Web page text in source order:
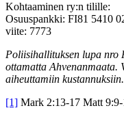
Kohtaaminen ry:n tilille:
Osuuspankki: FI81 5410
viite: 7773
Poliisihallituksen lupa nro
ottamatta Ahvenanmaata.
aiheuttamiin kustannuksiin.
[1] Mark 2:13-17 Matt